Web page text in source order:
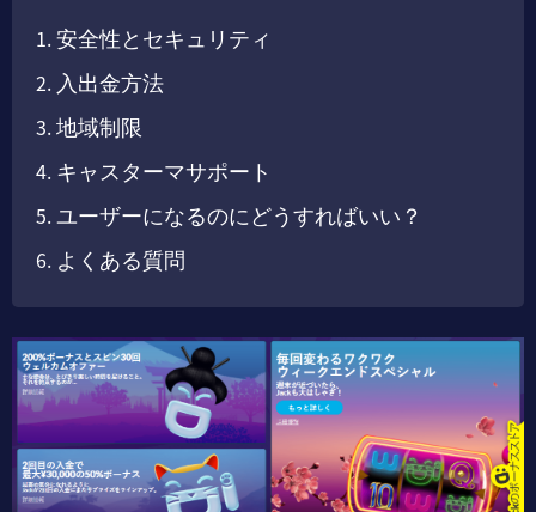
安全性とセキュリティ
入出金方法
地域制限
キャスターマサポート
ユーザーになるのにどうすればいい？
よくある質問